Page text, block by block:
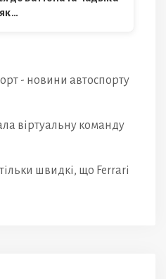
як…
- новини автоспорту
віртуальну команду
швидкі, що Ferrari